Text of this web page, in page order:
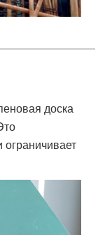
доска